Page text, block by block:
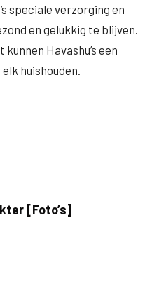
speciale verzorging en
en gelukkig te blijven.
Havashu’s een
huishouden.
[Foto’s]